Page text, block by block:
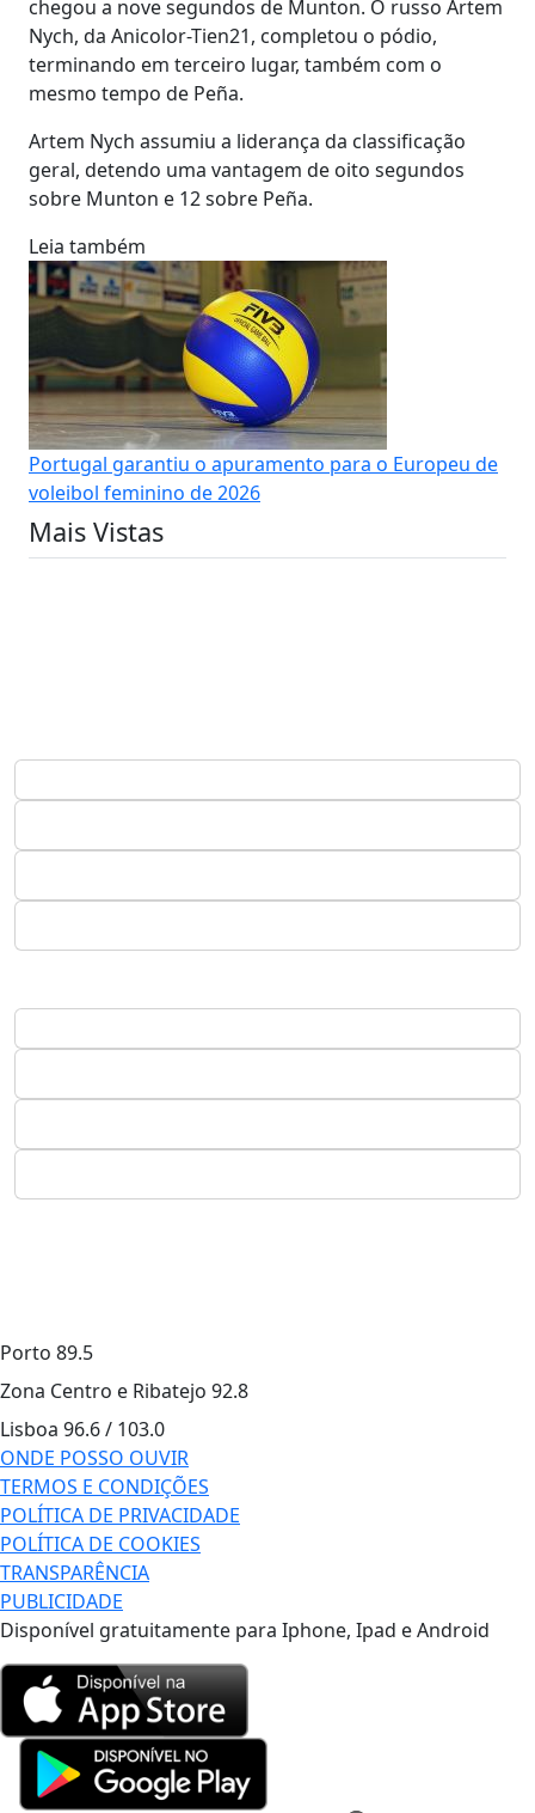
chegou a nove segundos de Munton. O russo Artem
Nych, da Anicolor-Tien21, completou o pódio,
terminando em terceiro lugar, também com o
mesmo tempo de Peña.
Artem Nych assumiu a liderança da classificação
geral, detendo uma vantagem de oito segundos
sobre Munton e 12 sobre Peña.
Leia também
Portugal garantiu o apuramento para o Europeu de
voleibol feminino de 2026
Mais Vistas
Porto 89.5
Zona Centro e Ribatejo 92.8
Lisboa 96.6 / 103.0
ONDE POSSO OUVIR
TERMOS E CONDIÇÕES
POLÍTICA DE PRIVACIDADE
POLÍTICA DE COOKIES
TRANSPARÊNCIA
PUBLICIDADE
Disponível gratuitamente para Iphone, Ipad e Android